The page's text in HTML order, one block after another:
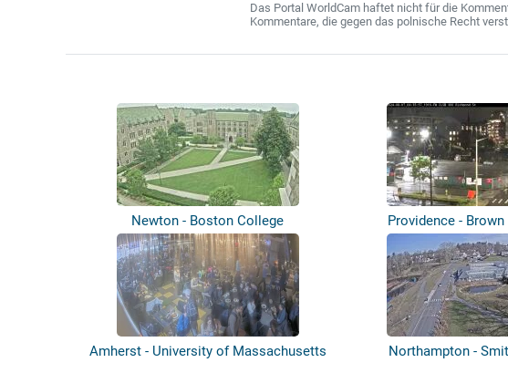
Das Portal WorldCam haftet nicht für die
Kommentare, die gegen das polnische Recht
Newton - Boston College Providence -
Amherst - University of Massachusetts
Northampton -